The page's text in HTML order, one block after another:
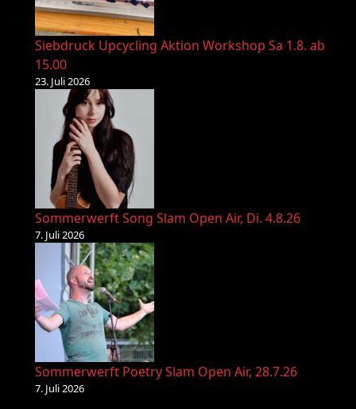
Siebdruck Upcycling Aktion Workshop Sa 1.8. ab
15.00
23. Juli 2026
Sommerwerft Song Slam Open Air, Di. 4.8.26
7. Juli 2026
Sommerwerft Poetry Slam Open Air, 28.7.26
7. Juli 2026